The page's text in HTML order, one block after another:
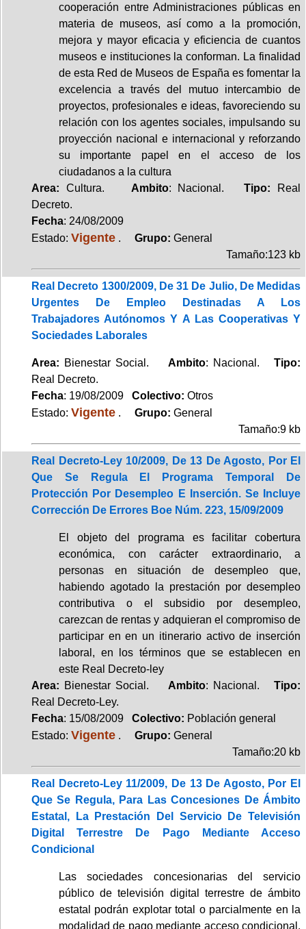
cooperación entre Administraciones públicas en
materia de museos, así como a la promoción,
mejora y mayor eficacia y eficiencia de cuantos
museos e instituciones la conforman. La finalidad
de esta Red de Museos de España es fomentar la
excelencia a través del mutuo intercambio de
proyectos, profesionales e ideas, favoreciendo su
relación con los agentes sociales, impulsando su
proyección nacional e internacional y reforzando
su importante papel en el acceso de los
ciudadanos a la cultura
Area: Cultura. Ambito: Nacional.Tipo:
Real
Decreto.
Fecha: 24/08/2009
Estado: Vigente . Grupo: General
Tamaño:123 kb
Real Decreto 1300/2009, De 31 De Julio, De Medidas
Urgentes De Empleo Destinadas A Los
Trabajadores Autónomos Y A Las Cooperativas Y
Sociedades Laborales
Area: Bienestar Social. Ambito: Nacional. Tipo:
Real Decreto.
Fecha: 19/08/2009 Colectivo: Otros
Estado: Vigente . Grupo: General
Tamaño:9 kb
Real Decreto-Ley 10/2009, De 13 De Agosto, Por El
Que Se Regula El Programa Temporal De
Protección Por Desempleo E Inserción. Se Incluye
Corrección De Errores Boe Núm. 223, 15/09/2009
El objeto del programa es facilitar cobertura
económica, con carácter extraordinario, a
personas en situación de desempleo que,
habiendo agotado la prestación por desempleo
contributiva o el subsidio por desempleo,
carezcan de rentas y adquieran el compromiso de
participar en en un itinerario activo de inserción
laboral, en los términos que se establecen en
este Real Decreto-ley
Area: Bienestar Social. Ambito: Nacional. Tipo:
Real Decreto-Ley.
Fecha: 15/08/2009 Colectivo: Población general
Estado: Vigente . Grupo: General
Tamaño:20 kb
Real Decreto-Ley 11/2009, De 13 De Agosto, Por El
Que Se Regula, Para Las Concesiones De Ámbito
Estatal, La Prestación Del Servicio De Televisión
Digital Terrestre De Pago Mediante Acceso
Condicional
Las sociedades concesionarias del servicio
público de televisión digital terrestre de ámbito
estatal podrán explotar total o parcialmente en la
modalidad de pago mediante acceso condicional,